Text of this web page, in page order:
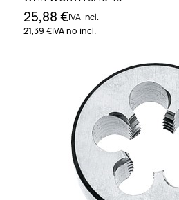
25,88 €IVA incl.
21,39 €IVA no incl.